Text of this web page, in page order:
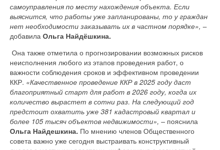
самоуправления по месту нахождения объекта. Если
выяснится, что работы уже запланированы, то у граждан
нет необходимости заказывать их в частном порядке», –
добавила Ольга Найдёшкина.
Она также отметила о прогнозировании возможных рисков
неисполнения любого из этапов проведения работ, о
важности соблюдения сроков и эффективном проведении
ККР. «Качественное проведение ККР в 2025 году даст
благоприятный старт для работ в 2026 году, когда их
количество вырастет в сотни раз. На следующий год
предстоит охватить уже 381 кадастровый квартал и
более 105 тысяч объектов недвижимости», – пояснила
Ольга Найдешкина. По мнению членов Общественного
совета важно уже сегодня выстраивать конструктивный